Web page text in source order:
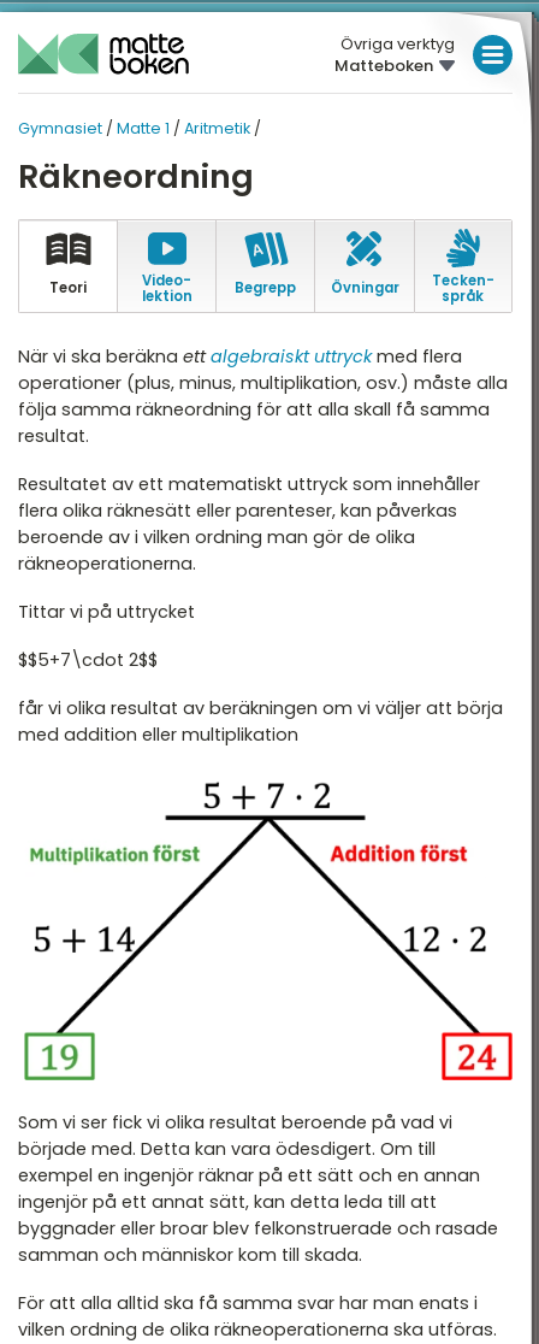
Övriga verktyg
Matteboken
Gymnasiet / Matte 1 / Aritmetik /
Räkneordning
Teori
Video­
lektion
Begrepp Övningar
Tecken­
språk
När vi ska beräkna ettalgebraiskt uttryckmed flera
operationer (plus, minus, multiplikation, osv.) måste alla
följa samma räkneordning för att alla skall få samma
resultat.
Resultatet av ett matematiskt uttryck som innehåller
flera olika räknesätt eller parenteser, kan påverkas
beroende av i vilken ordning man gör de olika
räkneoperationerna.
Tittar vi på uttrycket
$$5+7\cdot 2$$
får vi olika resultat av beräkningen om vi väljer att börja
med addition eller multiplikation
Som vi ser fick vi olika resultat beroende på vad vi
började med. Detta kan vara ödesdigert. Om till
exempel en ingenjör räknar på ett sätt och en annan
ingenjör på ett annat sätt, kan detta leda till att
byggnader eller broar blev felkonstruerade och rasade
samman och människor kom till skada.
För att alla alltid ska få samma svar har man enats i
vilken ordning de olika räkneoperationerna ska utföras.
LÅGSTADIET
GYMNASIET
Översikt
1 Översikt
Aritmetik
Funktioner
Statistik och sannolikhet
Nationella prov
2
4
5
HÖGSKOLEPROV
MATTE PÅ LÄTT SV